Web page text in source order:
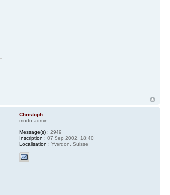
Christoph
modo-admin
Message(s) : 2949
Inscription : 07 Sep 2002, 18:40
Localisation : Yverdon, Suisse